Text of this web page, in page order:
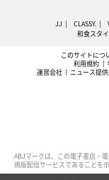
JJ CLASSY.
和食スタ
このサイトにつ
利用規約
運営会社
ニュース提
ABJマークは、この電子書店・
規版配信サービスであることを